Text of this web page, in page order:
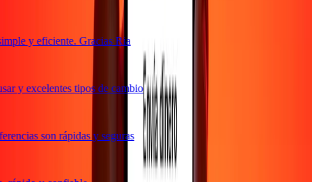
y eficiente. Gracias Ria
y excelentes tipos de cambio
son rápidas y seguras